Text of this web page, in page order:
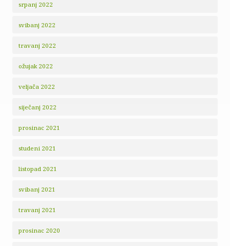
srpanj 2022
svibanj 2022
travanj 2022
ožujak 2022
veljača 2022
siječanj 2022
prosinac 2021
studeni 2021
listopad 2021
svibanj 2021
travanj 2021
prosinac 2020